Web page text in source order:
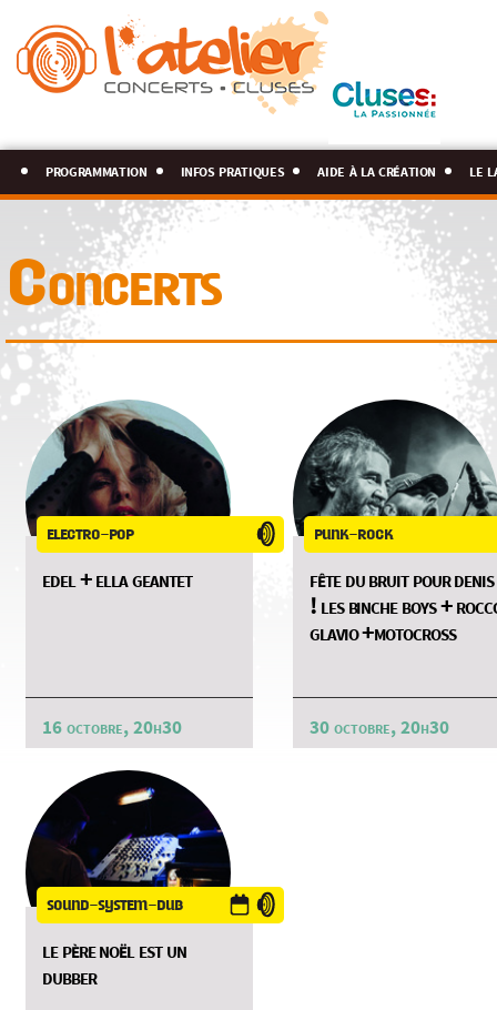
programmation infos pratiques aide à la création le
Concerts
electro-pop
edel + ella geantet
16 octobre, 20h30
punk-rock
fête du bruit pour denis
! les binche boys +
glavio +motocross
30 octobre, 20h30
sound-system-dub
le père noël est un
dubber